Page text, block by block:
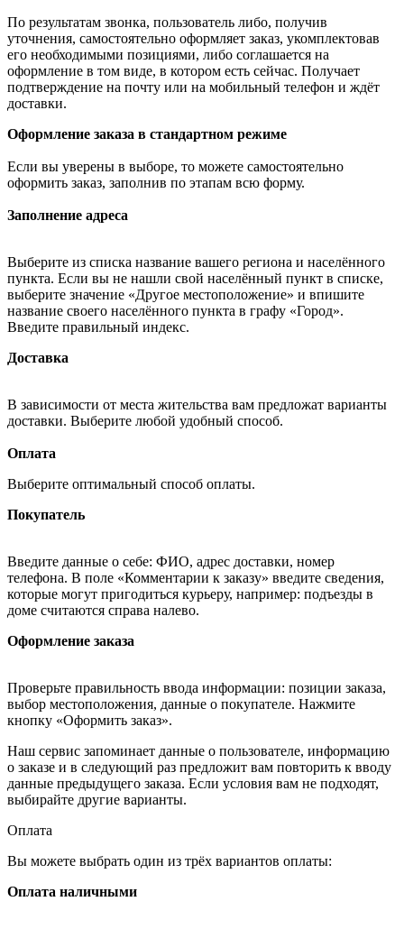
По результатам звонка, пользователь либо, получив
уточнения, самостоятельно оформляет заказ, укомплектовав
его необходимыми позициями, либо соглашается на
оформление в том виде, в котором есть сейчас. Получает
подтверждение на почту или на мобильный телефон и ждёт
доставки.
Оформление заказа в стандартном режиме
Если вы уверены в выборе, то можете самостоятельно
оформить заказ, заполнив по этапам всю форму.
Заполнение адреса
Выберите из списка название вашего региона и населённого
пункта. Если вы не нашли свой населённый пункт в списке,
выберите значение «Другое местоположение» и впишите
название своего населённого пункта в графу «Город».
Введите правильный индекс.
Доставка
В зависимости от места жительства вам предложат варианты
доставки. Выберите любой удобный способ.
Оплата
Выберите оптимальный способ оплаты.
Покупатель
Введите данные о себе: ФИО, адрес доставки, номер
телефона. В поле «Комментарии к заказу» введите сведения,
которые могут пригодиться курьеру, например: подъезды в
доме считаются справа налево.
Оформление заказа
Проверьте правильность ввода информации: позиции заказа,
выбор местоположения, данные о покупателе. Нажмите
кнопку «Оформить заказ».
Наш сервис запоминает данные о пользователе, информацию
о заказе и в следующий раз предложит вам повторить к вводу
данные предыдущего заказа. Если условия вам не подходят,
выбирайте другие варианты.
Оплата
Вы можете выбрать один из трёх вариантов оплаты:
Оплата наличными